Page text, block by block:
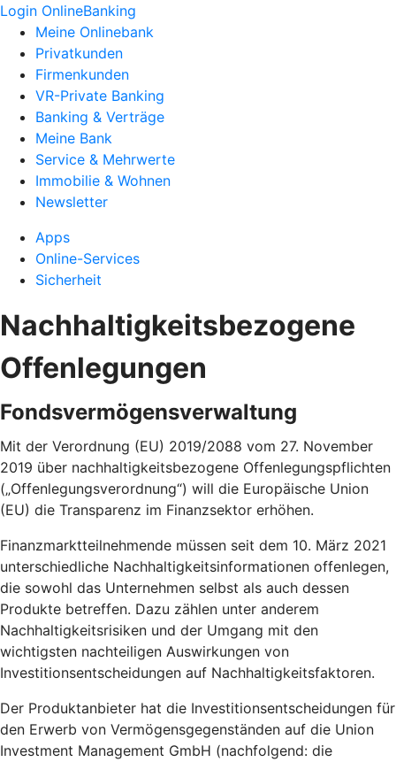
Login OnlineBanking
Meine Onlinebank
Privatkunden
Firmenkunden
VR-Private Banking
Banking & Verträge
Meine Bank
Service & Mehrwerte
Immobilie & Wohnen
Newsletter
Apps
Online-Services
Sicherheit
Nachhaltigkeitsbezogene
Offenlegungen
Fondsvermögensverwaltung
Mit der Verordnung (EU) 2019/2088 vom 27. November
2019 über nachhaltigkeitsbezogene Offenlegungspflichten
(„Offenlegungsverordnung“) will die Europäische Union
(EU) die Transparenz im Finanzsektor erhöhen.
Finanzmarktteilnehmende müssen seit dem 10. März 2021
unterschiedliche Nachhaltigkeitsinformationen offenlegen,
die sowohl das Unternehmen selbst als auch dessen
Produkte betreffen. Dazu zählen unter anderem
Nachhaltigkeitsrisiken und der Umgang mit den
wichtigsten nachteiligen Auswirkungen von
Investitionsentscheidungen auf Nachhaltigkeitsfaktoren.
Der Produktanbieter hat die Investitionsentscheidungen für
den Erwerb von Vermögensgegenständen auf die Union
Investment Management GmbH (nachfolgend: die